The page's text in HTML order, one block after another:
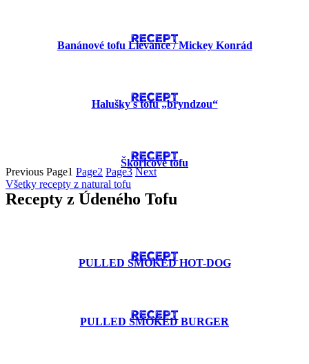
RECEPT
Banánové tofu Lievance​ / Mickey Konrád
RECEPT
Halušky s tofu „bryndzou“
RECEPT
Škoricové tofu
Previous Page1 Page2 Page3 Next
Všetky recepty z natural tofu
Recepty z Údeného Tofu
RECEPT
PULLED SMOKED HOT-DOG
RECEPT
PULLED SMOKED BURGER